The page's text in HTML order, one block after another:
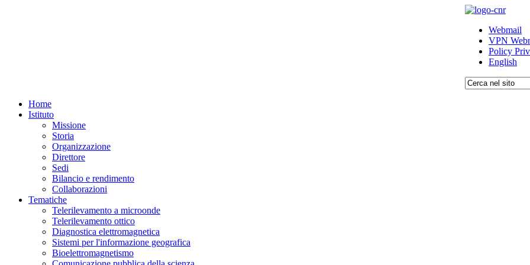
Webmail
VPN
Policy
English
Home
Istituto
Missione
Storia
Organizzazione
Direttore
Sedi
Bilancio e rendimento
Collaborazioni
Tematiche
Telerilevamento a microonde
Telerilevamento ottico
Diagnostica elettromagnetica
Sistemi per l'informazione geografica
Bioelettromagnetismo